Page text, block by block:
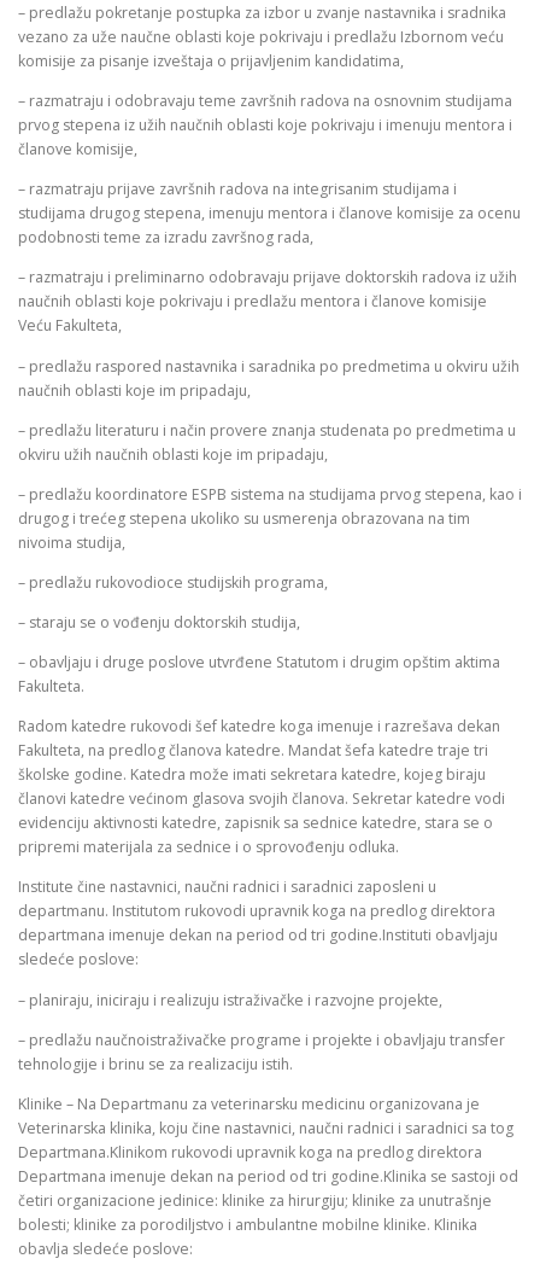
– predlažu pokretanje postupka za izbor u zvanje nastavnika i sradnika
vezano za uže naučne oblasti koje pokrivaju i predlažu Izbornom veću
komisije za pisanje izveštaja o prijavljenim kandidatima,
– razmatraju i odobravaju teme završnih radova na osnovnim studijama
prvog stepena iz užih naučnih oblasti koje pokrivaju i imenuju mentora i
članove komisije,
– razmatraju prijave završnih radova na integrisanim studijama i
studijama drugog stepena, imenuju mentora i članove komisije za ocenu
podobnosti teme za izradu završnog rada,
– razmatraju i preliminarno odobravaju prijave doktorskih radova iz užih
naučnih oblasti koje pokrivaju i predlažu mentora i članove komisije
Veću Fakulteta,
– predlažu raspored nastavnika i saradnika po predmetima u okviru užih
naučnih oblasti koje im pripadaju,
– predlažu literaturu i način provere znanja studenata po predmetima u
okviru užih naučnih oblasti koje im pripadaju,
– predlažu koordinatore ESPB sistema na studijama prvog stepena, kao i
drugog i trećeg stepena ukoliko su usmerenja obrazovana na tim
nivoima studija,
– predlažu rukovodioce studijskih programa,
– staraju se o vođenju doktorskih studija,
– obavljaju i druge poslove utvrđene Statutom i drugim opštim aktima
Fakulteta.
Radom katedre rukovodi šef katedre koga imenuje i razrešava dekan
Fakulteta, na predlog članova katedre. Mandat šefa katedre traje tri
školske godine. Katedra može imati sekretara katedre, kojeg biraju
članovi katedre većinom glasova svojih članova. Sekretar katedre vodi
evidenciju aktivnosti katedre, zapisnik sa sednice katedre, stara se o
pripremi materijala za sednice i o sprovođenju odluka.
Institute čine nastavnici, naučni radnici i saradnici zaposleni u
departmanu. Institutom rukovodi upravnik koga na predlog direktora
departmana imenuje dekan na period od tri godine.Instituti obavljaju
sledeće poslove:
– planiraju, iniciraju i realizuju istraživačke i razvojne projekte,
– predlažu naučnoistraživačke programe i projekte i obavljaju transfer
tehnologije i brinu se za realizaciju istih.
Klinike – Na Departmanu za veterinarsku medicinu organizovana je
Veterinarska klinika, koju čine nastavnici, naučni radnici i saradnici sa tog
Departmana.Klinikom rukovodi upravnik koga na predlog direktora
Departmana imenuje dekan na period od tri godine.Klinika se sastoji od
četiri organizacione jedinice: klinike za hirurgiju; klinike za unutrašnje
bolesti; klinike za porodiljstvo i ambulantne mobilne klinike. Klinika
obavlja sledeće poslove: